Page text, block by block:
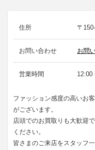
住所 〒
お問い合わせ お問
営業時間 12:00
ファッション感度の高いお
がございます。
店頭でのお買取りも大歓迎
ください。
皆さまのご来店をスタッフ